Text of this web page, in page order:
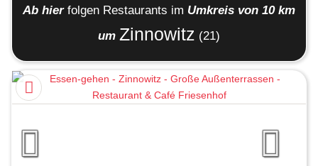
Ab hier folgen Restaurants im Umkreis von 10 km
um Zinnowitz (21)